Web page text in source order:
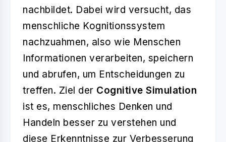
nachbildet. Dabei wird versucht, das
menschliche Kognitionssystem
nachzuahmen, also wie Menschen
Informationen verarbeiten, speichern
und abrufen, um Entscheidungen zu
treffen. Ziel der Cognitive Simulation
ist es, menschliches Denken und
Handeln besser zu verstehen und
diese Erkenntnisse zur Verbesserung